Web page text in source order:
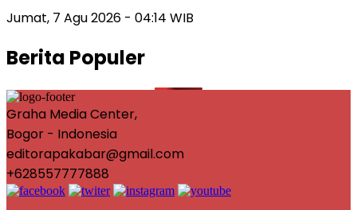
Jumat, 7 Agu 2026 - 04:14 WIB
Berita Populer
Graha Media Center,
Bogor - Indonesia
editorapakabar@gmail.com
+628557777888